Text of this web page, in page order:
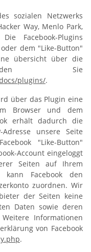
sozialen Netzwerks
Way, Menlo Park,
Facebook-Plugins
dem "Like-Button"
übersicht über die
finden Sie
plugins/.
über das Plugin eine
Browser und dem
erhält dadurch die
unsere Seite
"Like-Button"
Account eingeloggt
Seiten auf Ihrem
kann Facebook den
zuordnen. Wir
der Seiten keine
Daten sowie deren
Informationen
von Facebook
.